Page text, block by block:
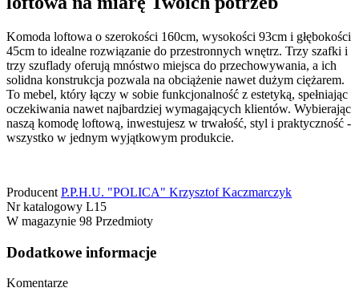
Komoda loftowa o szerokości 160cm, wysokości 93cm i głębokości
45cm to idealne rozwiązanie do przestronnych wnętrz. Trzy szafki i
trzy szuflady oferują mnóstwo miejsca do przechowywania, a ich
solidna konstrukcja pozwala na obciążenie nawet dużym ciężarem.
To mebel, który łączy w sobie funkcjonalność z estetyką, spełniając
oczekiwania nawet najbardziej wymagających klientów. Wybierając
naszą komodę loftową, inwestujesz w trwałość, styl i praktyczność -
wszystko w jednym wyjątkowym produkcie.
Producent P.P.H.U. "POLICA" Krzysztof Kaczmarczyk
Nr katalogowy L15
W magazynie 98 Przedmioty
Dodatkowe informacje
Komentarze